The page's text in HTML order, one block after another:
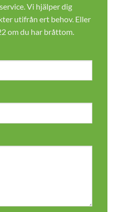
Vi hjälper dig
utifrån ert behov. Eller
om du har bråttom.